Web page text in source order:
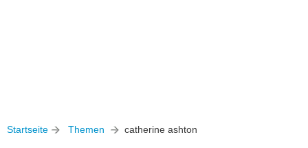
Startseite Themen catherine ashton